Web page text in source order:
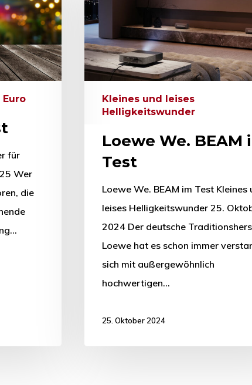
für
Wer
die
Kleines und leises
Helligkeitswunder
Loewe We. BEAM
Test
Loewe We. BEAM im Test Kleines
leises Helligkeitswunder 25.
2024 Der deutsche
Loewe hat es schon immer
sich mit außergewöhnlich
hochwertigen…
25. Oktober 2024